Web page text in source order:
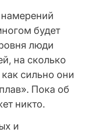
будет
люди
на сколько
сильно они
Пока об
никто.
и